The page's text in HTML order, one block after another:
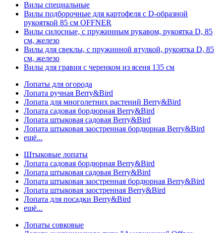
Вилы специальные
Вилы подборочные для картофеля с D-образной
рукояткой 85 см OFFNER
Вилы силосные, с пружинным рукавом, рукоятка D, 85
см, железо
Вилы для свеклы, с пружинной втулкой, рукоятка D, 85
см, железо
Вилы для гравия с черенком из ясеня 135 см
Лопаты для огорода
Лопата ручная Berry&Bird
Лопата для многолетних растений Berry&Bird
Лопата садовая бордюрная Berry&Bird
Лопата штыковая садовая Berry&Bird
Лопата штыковая заостренная бордюрная Berry&Bird
ещё...
Штыковые лопаты
Лопата садовая бордюрная Berry&Bird
Лопата штыковая садовая Berry&Bird
Лопата штыковая заостренная бордюрная Berry&Bird
Лопата штыковая заостренная Berry&Bird
Лопата для посадки Berry&Bird
ещё...
Лопаты совковые